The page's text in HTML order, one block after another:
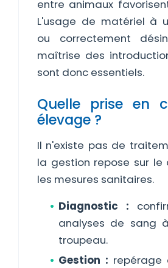
entre animaux
L'usage de matériel à
ou correctement
maîtrise des
sont donc essentiels.
Quelle prise en
élevage ?
Il n'existe pas de
la gestion repose sur
les mesures sanitaires.
Diagnostic :
analyses de sang
troupeau.
Gestion : repérage